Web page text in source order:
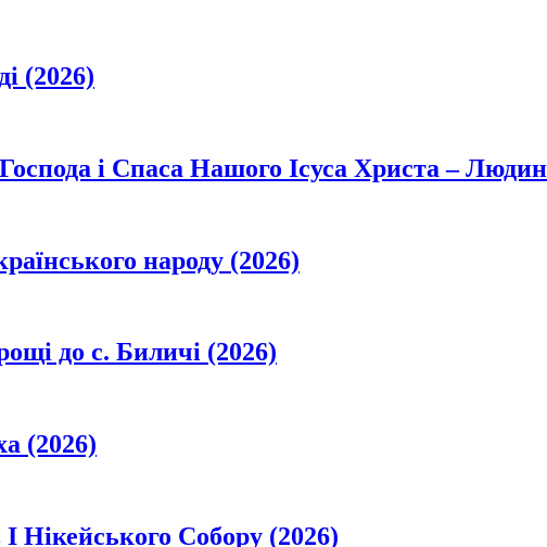
(2026)
і Спаса Нашого Ісуса Христа –
народу (2026)
до с. Биличі (2026)
(2026)
Нікейського Собору (2026)